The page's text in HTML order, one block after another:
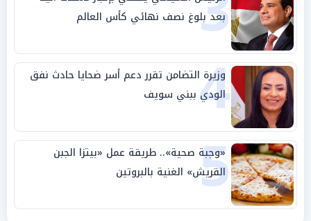
بعد بلوغ نصف نهائي كأس العالم
4
وزيرة التضامن تقرر دعم أسر ضحايا حادث نفق
الودي ببني سويف
5
«وجبة صحية».. طريقة عمل «بيتزا الجبن
القريش» الغنية بالبروتين